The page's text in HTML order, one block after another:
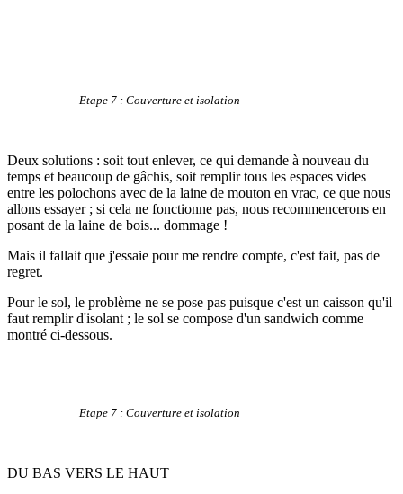
Etape 7 : Couverture et isolation
Deux solutions : soit tout enlever, ce qui demande à nouveau du
temps et beaucoup de gâchis, soit remplir tous les espaces vides
entre les polochons avec de la laine de mouton en vrac, ce que nous
allons essayer ; si cela ne fonctionne pas, nous recommencerons en
posant de la laine de bois... dommage !
Mais il fallait que j'essaie pour me rendre compte, c'est fait, pas de
regret.
Pour le sol, le problème ne se pose pas puisque c'est un caisson qu'il
faut remplir d'isolant ; le sol se compose d'un sandwich comme
montré ci-dessous.
Etape 7 : Couverture et isolation
DU BAS VERS LE HAUT